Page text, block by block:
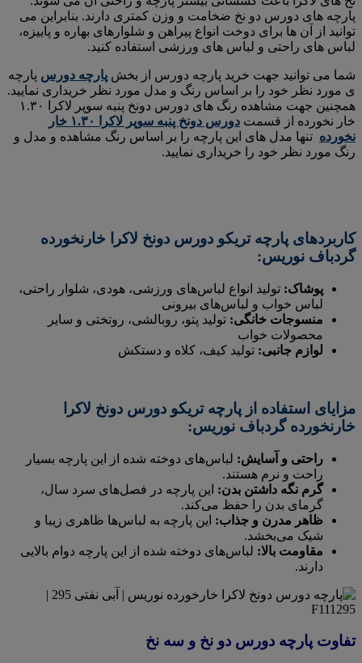
پارچه های دورس دو نخ ضخامت و وزن کمتری دارند. بنابراین می
توانید از آن ها برای دوخت انواع پیراهن و شلوارهای بهاره و پاییزه،
لباس های راحتی و لباس های ورزشی استفاده کنید.
شما می توانید جهت خرید پارچه دورس از بخش پارچه دورس پارچه
ی مورد نظر خود را بر اساس رنگ و مدل مورد نظر خریداری نمایید.
همچنین جهت مشاهده رنگ های دورس دونخ پنبه سوپر لاکرا ۱.۳۰
خار نخورده از قسمت
دورس دونخ پنبه سوپر لاکرا ۱.۳۰ خار
نخورده تنها مدل های این پارچه را بر اساس رنگ مشاهده و مدل و
رنگ مورد نظر خود را خریداری نمایید.
کاربردهای پارچه تریکو دورس دونخ لاکرا خارنخورده
گردباف نوریس:
پوشاک: تولید انواع لباس‌های ورزشی، هودی، شلوار راحتی،
لباس خواب و لباس‌های بیرونی
منسوجات خانگی: تولید پتو، روبالشی، روتختی و سایر
محصولات خواب
لوازم جانبی: تولید کیف، کلاه و دستکش
مزایای استفاده از پارچه تریکو دورس دونخ لاکرا
خارنخورده گردباف نوریس:
راحتی و آسایش: لباس‌های دوخته شده از این پارچه بسیار
راحت و نرم هستند.
گرم نگه داشتن بدن: این پارچه در فصل‌های سرد سال،
گرمای بدن را حفظ می‌کند.
ظاهر مدرن و جذاب: این پارچه به لباس‌ها ظاهری زیبا و
شیک می‌بخشد.
مقاومت بالا: لباس‌های دوخته شده از این پارچه دوام بالایی
دارند.
تفاوت پارچه دورس دو نخ و سه نخ